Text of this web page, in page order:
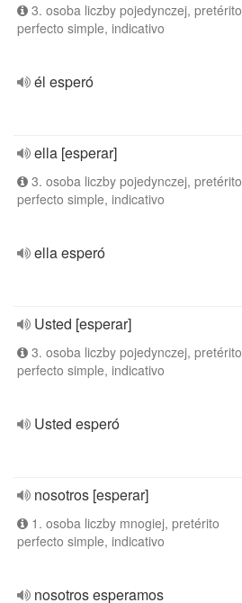
3. osoba liczby pojedynczej, pretérito
perfecto simple, indicativo
él esperó
ella [esperar]
3. osoba liczby pojedynczej, pretérito
perfecto simple, indicativo
ella esperó
Usted [esperar]
3. osoba liczby pojedynczej, pretérito
perfecto simple, indicativo
Usted esperó
nosotros [esperar]
1. osoba liczby mnogiej, pretérito
perfecto simple, indicativo
nosotros esperamos